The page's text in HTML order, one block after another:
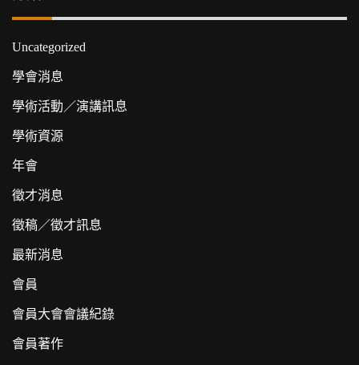
Uncategorized
學會消息
學術活動／演講訊息
學術資源
年會
徵才消息
徵稿／徵才訊息
最新消息
會員
會員大會會議紀錄
會員著作